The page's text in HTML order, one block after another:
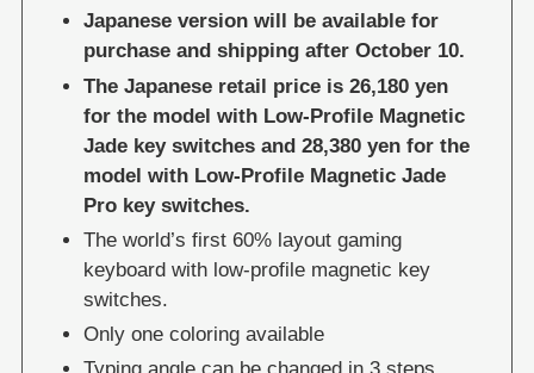
Japanese version will be available for
purchase and shipping after October 10.
The Japanese retail price is 26,180 yen
for the model with Low-Profile Magnetic
Jade key switches and 28,380 yen for the
model with Low-Profile Magnetic Jade
Pro key switches.
The world’s first 60% layout gaming
keyboard with low-profile magnetic key
switches.
Only one coloring available